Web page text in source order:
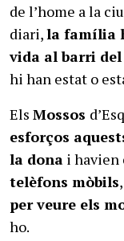
de l’home a la
diari,la família
vida al barri del
hi han estat o
Els Mossos
esforços
la dona i havien
telèfons mòbils
per veure els
ho.